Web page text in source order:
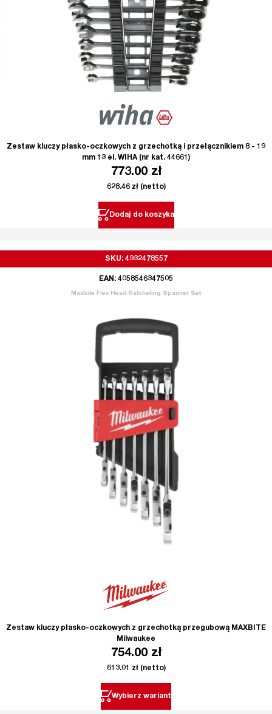
Zestaw kluczy płasko-oczkowych z grzechotką i przełącznikiem 8 - 19
mm 13 el. WIHA (nr kat. 44661)
773.00 zł
628.46 zł(netto)
Dodaj do koszyka
SKU: 4932478557
EAN: 4058546347505
Maxbite Flex Head Ratcheting Spanner Set
Zestaw kluczy płasko-oczkowych z grzechotką przegubową MAXBITE
Milwaukee
754.00 zł
613.01 zł(netto)
Wybierz wariant